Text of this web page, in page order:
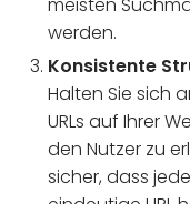
meisten
werden.
Konsistente
Halten Sie sich
URLs auf Ihrer
den Nutzer zu
sicher, dass